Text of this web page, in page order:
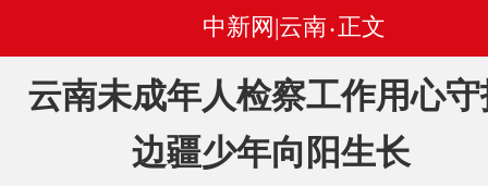
中新网|云南 • 正文
云南未成年人检察工作用心守
边疆少年向阳生长